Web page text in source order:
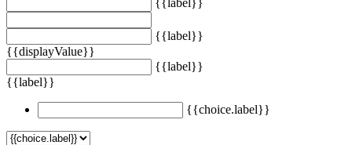
{{label}}
{{label}}
{{displayValue}}
{{label}}
{{label}}
{{choice.label}}